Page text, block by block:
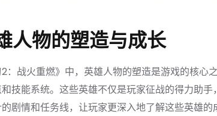
人物的塑造与成长
：战火重燃》中，英雄人物的塑造是游戏的核心
技能系统。这些英雄不仅是玩家征战的得力助
剧情和任务线，让玩家更深入地了解这些英雄